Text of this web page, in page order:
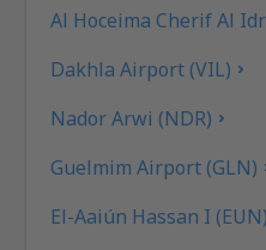
Al Hoceima Cherif Al
Dakhla Airport (VIL)
Nador Arwi (NDR)
Guelmim Airport (GLN)
El-Aaiún Hassan I (EUN)